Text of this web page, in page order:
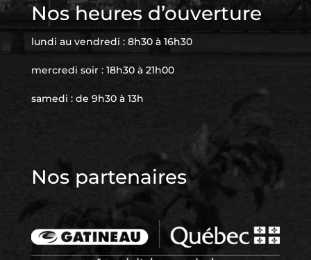
Nos heures d’ouverture
lundi au vendredi : 8h30 à 16h30
mercredi soir : 18h30 à 21h00
samedi : de 9h30 à 13h
Nos partenaires